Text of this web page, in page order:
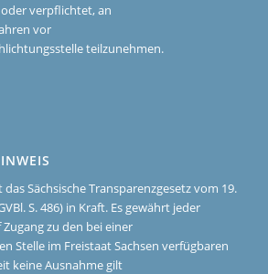
verpflichtet, an
vor
teilzunehmen.
das Sächsische Transparenzgesetz vom 19.
S. 486) in Kraft. Es gewährt jeder
zu den bei einer
Stelle im Freistaat Sachsen verfügbaren
keine Ausnahme gilt